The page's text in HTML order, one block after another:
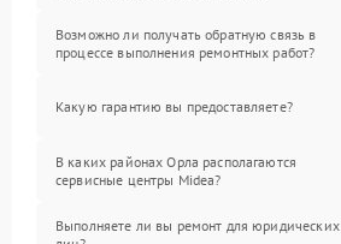
Возможно ли получать обратную связь в
процессе выполнения ремонтных работ?
Какую гарантию вы предоставляете?
В каких районах Орла располагаются
сервисные центры Midea?
Выполняете ли вы ремонт для юридических